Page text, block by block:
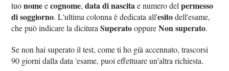
tuonomeecognome,data di nascitae numero delpermesso
di soggiorno. L'ultima colonna è dedicata all'esitodell'esame,
che può indicare la dicituraSuperatooppureNon superato.
Se non hai superato il test, come ti ho già accennato, trascorsi
90 giorni dalla data 'esame, puoi effettuare un'altra richiesta.